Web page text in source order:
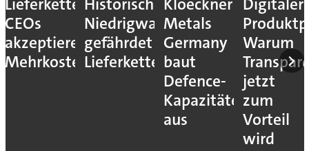
Lieferkettenresilienz:
CEOs
akzeptieren
Mehrkosten
Historisches
Niedrigwasser
gefährdet
Lieferketten
Kloeckner
Metals
Germany
baut
Defence-
Kapazitäten
aus
Digitaler
Warum
jetzt
zum
Vorteil
wird